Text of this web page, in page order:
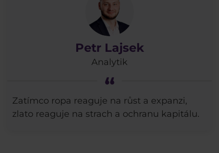
Petr Lajsek
Analytik
Zatímco ropa reaguje na růst a expanzi,
zlato reaguje na strach a ochranu kapitálu.